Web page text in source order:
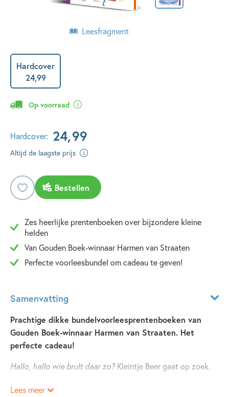
Leesfragment
Hardcover
24,99
Op voorraad
Hardcover: 24,99
Altijd de laagste prijs
Bestellen
Zes heerlijke prentenboeken over bijzondere kleine
helden
Van Gouden Boek-winnaar Harmen van Straaten
Perfecte voorleesbundel om cadeau te geven!
Samenvatting
Prachtige dikke bundelvoorleesprentenboeken van
Gouden Boek-winnaar Harmen van Straaten. Het
perfecte cadeau!
Hallo, hallo wie brult daar zo?Kleintje Beer gaat op zoek.
Retteketet! We gaan nog niet naar bed!
Lees meer